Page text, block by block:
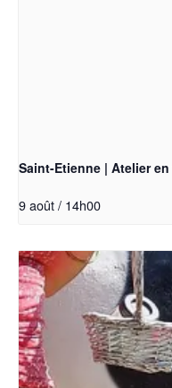
Saint-Etienne | Atelier
9 août / 14h00